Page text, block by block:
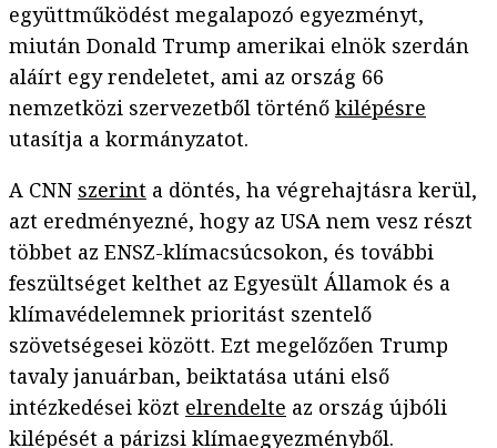
együttműködést megalapozó egyezményt,
miután Donald Trump amerikai elnök szerdán
aláírt egy rendeletet, ami az ország 66
nemzetközi szervezetből történő kilépésre
utasítja a kormányzatot.
A CNN szerint a döntés, ha végrehajtásra kerül,
azt eredményezné, hogy az USA nem vesz részt
többet az ENSZ-klímacsúcsokon, és további
feszültséget kelthet az Egyesült Államok és a
klímavédelemnek prioritást szentelő
szövetségesei között. Ezt megelőzően Trump
tavaly januárban, beiktatása utáni első
intézkedései közt elrendelte az ország újbóli
kilépését a párizsi klímaegyezményből.